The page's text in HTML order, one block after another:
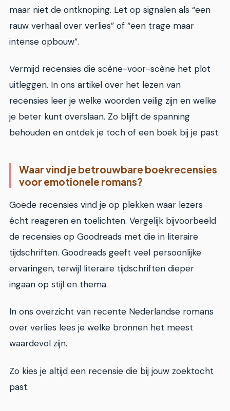
maar niet de ontknoping. Let op signalen als “een
rauw verhaal over verlies” of “een trage maar
intense opbouw”.
Vermijd recensies die scène-voor-scène het plot
uitleggen. In ons artikel over het lezen van
recensies leer je welke woorden veilig zijn en welke
je beter kunt overslaan. Zo blijft de spanning
behouden en ontdek je toch of een boek bij je past.
Waar vind je betrouwbare boekrecensies
voor emotionele romans?
Goede recensies vind je op plekken waar lezers
écht reageren en toelichten. Vergelijk bijvoorbeeld
de recensies op Goodreads met die in literaire
tijdschriften. Goodreads geeft veel persoonlijke
ervaringen, terwijl literaire tijdschriften dieper
ingaan op stijl en thema.
In ons overzicht van recente Nederlandse romans
over verlies lees je welke bronnen het meest
waardevol zijn.
Zo kies je altijd een recensie die bij jouw zoektocht
past.